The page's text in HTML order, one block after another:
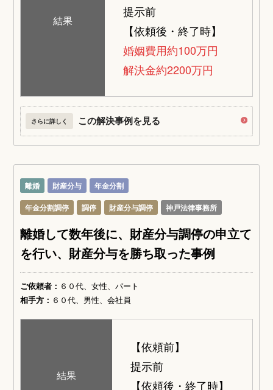
結果
提示前
【依頼後・終了時】
婚姻費用約100万円
解決金約2200万円
さらに詳しく この解決事例を見る
離婚 財産分与
年金分割
年金分割調停
調停 財産分与調停 神戸法律事務所
離婚して数年後に、財産分与調停の申立て
を行い、財産分与を勝ち取った事例
ご依頼者： ６０代、女性、パート
相手方： ６０代、男性、会社員
結果
【依頼前】
提示前
【依頼後・終了時】